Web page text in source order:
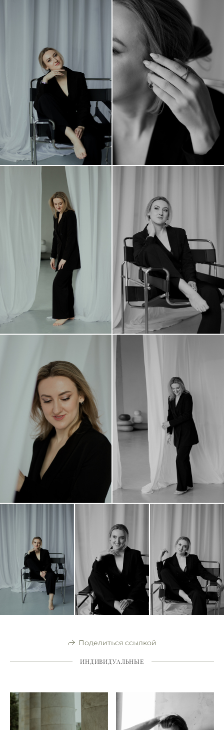
Поделиться ссылкой
ИНДИВИДУАЛЬНЫЕ